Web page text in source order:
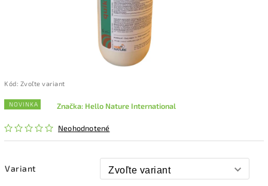
Kód: Zvoľte variant
NOVINKA
Neohodnotené
Značka: Hello Nature International
Variant